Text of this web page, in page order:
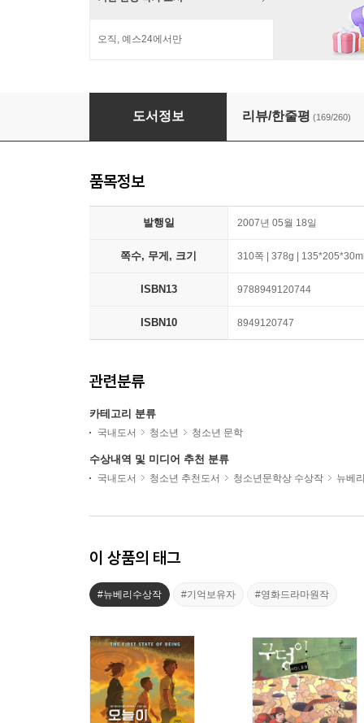
오직, 예스24에서만
기억 전달자
도서정보 리뷰/한줄평 (169/260)
품목정보
발행일 2007년 05월 18일
쪽수, 무게, 크기 310쪽 | 378g |
ISBN13 9788949120744
ISBN10 8949120747
관련분류
카테고리 분류
국내도서 청소년 청소년 문학
수상내역 및 미디어 추천 분류
국내도서 청소년 추천도서 청소년문학상 수상작 뉴베
이 상품의 태그
#뉴베리수상작 #기억보유자 #영화드라마원작